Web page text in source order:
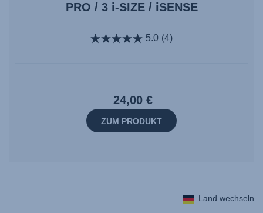
PRO / 3 i-SIZE / iSENSE
5.0 (4)
24,00 €
ZUM PRODUKT
Land wechseln